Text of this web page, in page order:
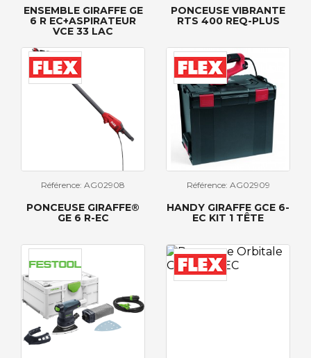
ENSEMBLE GIRAFFE GE
6 R EC+ASPIRATEUR
VCE 33 LAC
PONCEUSE VIBRANTE
RTS 400 REQ-PLUS
Référence: AG02908
PONCEUSE GIRAFFE®
GE 6 R-EC
Référence: AG02909
HANDY GIRAFFE GCE 6-
EC KIT 1 TÊTE